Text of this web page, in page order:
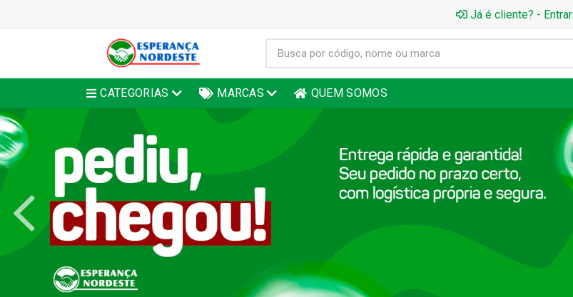
Já é cliente? - Entrar
CATEGORIAS MARCAS QUEM SOMOS